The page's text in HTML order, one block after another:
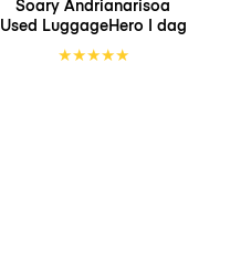
Soary Andrianarisoa
Used LuggageHero I dag
★★★★★